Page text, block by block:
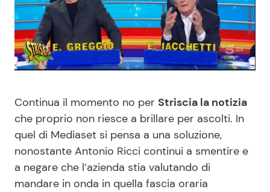
Benessere
Casa
Mondo Mamma
News benessere
Salute
Cucina e Ricette
Consigli di Cucina
Le Ricette in TV
Primi Piatti
Ricette Facili e Veloci
Continua il momento no per Striscia la notizia
che proprio non riesce a brillare per ascolti. In
quel di Mediaset si pensa a una soluzione,
nonostante Antonio Ricci continui a smentire e
a negare che l’azienda stia valutando di
mandare in onda in quella fascia oraria